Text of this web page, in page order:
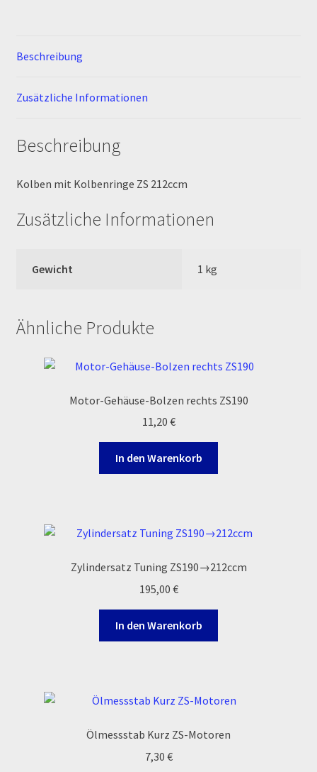
Kontakt
MERCHANDISE
Pitbike Junior
Beschreibung
Zusätzliche Informationen
Beschreibung
Kolben mit Kolbenringe ZS 212ccm
Zusätzliche Informationen
Gewicht 1 kg
Ähnliche Produkte
Motor-Gehäuse-Bolzen rechts ZS190
11,20 €
In den Warenkorb
Zylindersatz Tuning ZS190→212ccm
195,00 €
In den Warenkorb
Ölmessstab Kurz ZS-Motoren
7,30 €